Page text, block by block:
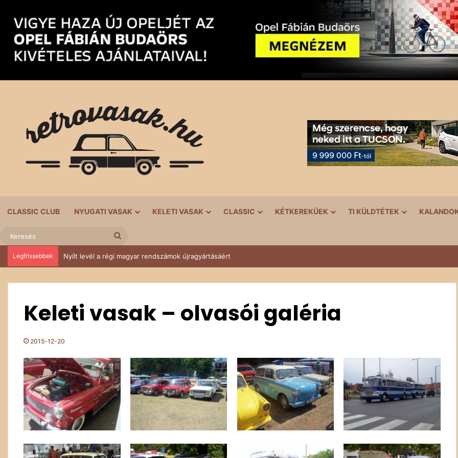
CLASSIC CLUB NYUGATI VASAK KELETI VASAK CLASSIC KÉTKEREKŰEK TI KÜLDTÉTEK
Legfrissebbek Nyílt levél a régi magyar rendszámok újragyártásáért
Keleti vasak – olvasói galéria
2015-12-20